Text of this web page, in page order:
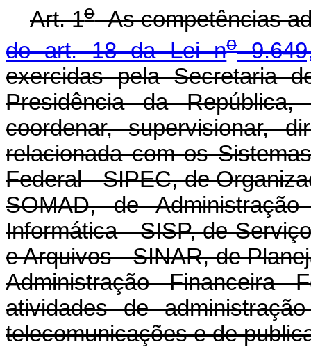
Art. 1oAs competências
do art. 18 da Lei no
exercidas pela Secretaria
Presidência da
coordenar, supervisionar,
relacionada com os
Federal - SIPEC, de
SOMAD, de
Informática - SISP, de
e Arquivos - SINAR, de
Administração Financeira
atividades de
telecomunicações e de